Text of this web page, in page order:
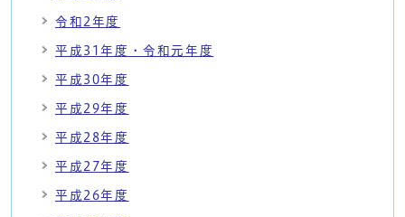
令和2年度
平成31年度・令和元年度
平成30年度
平成29年度
平成28年度
平成27年度
平成26年度